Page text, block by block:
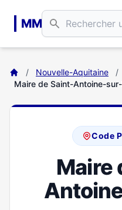
MM
/ Nouvelle-Aquitaine /
Maire de Saint-Antoine-
Code
Maire